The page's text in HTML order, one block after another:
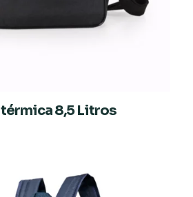
8,5 Litros